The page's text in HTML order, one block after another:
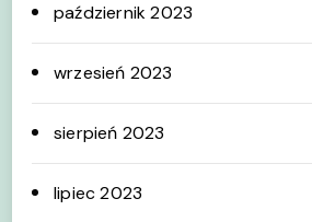
październik 2023
wrzesień 2023
sierpień 2023
lipiec 2023